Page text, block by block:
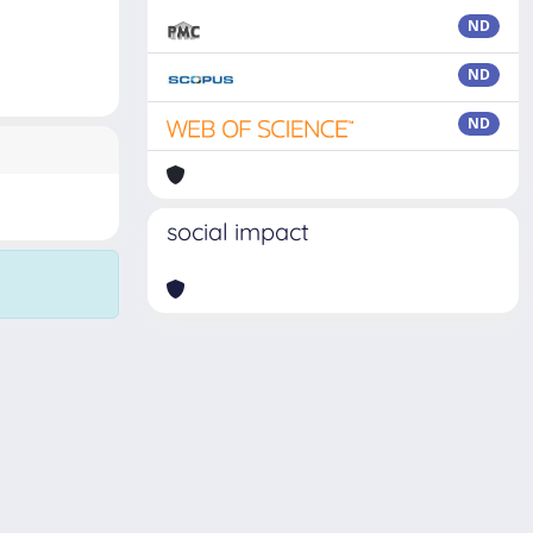
ND
ND
ND
social impact